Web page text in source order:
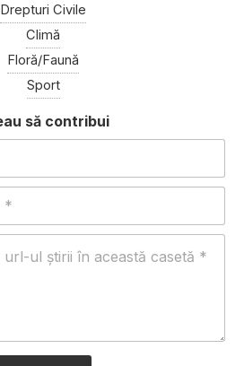
Drepturi Civile
Climă
Floră/Faună
Sport